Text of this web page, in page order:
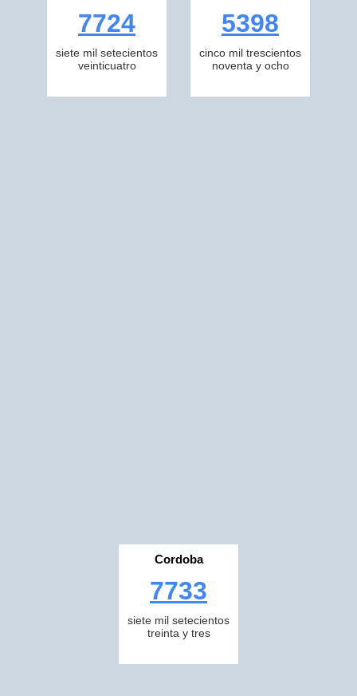
7724
siete mil setecientos
veinticuatro
5398
cinco mil trescientos
noventa y ocho
Cordoba
7733
siete mil setecientos
treinta y tres